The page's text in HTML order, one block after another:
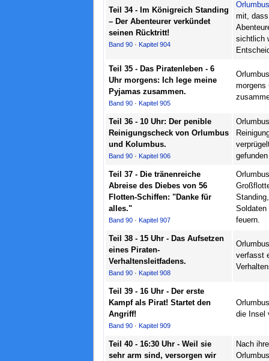
Teil 34 - Im Königreich Standing
– Der Abenteurer verkündet
seinen Rücktritt!
Band 90· Kapitel 904
Orlumbus
mit,
sichtlich
Teil 35 - Das Piratenleben - 6
Uhr morgens: Ich lege meine
Pyjamas zusammen.
Band 90· Kapitel 905
morgens
Teil 36 - 10 Uhr: Der penible
Reinigungscheck von Orlumbus
und Kolumbus.
Band 90· Kapitel 906
Teil 37 - Die tränenreiche
Abreise des Diebes von 56
Flotten-Schiffen: "Danke für
alles."
Band 90· Kapitel 907
Soldaten
feuern.
Teil 38 - 15 Uhr - Das Aufsetzen
eines Piraten-
Verhaltensleitfadens.
Band 90· Kapitel 908
verfasst
Teil 39 - 16 Uhr - Der erste
Kampf als Pirat! Startet den
Angriff!
Band 90· Kapitel 909
die Insel
Teil 40 - 16:30 Uhr - Weil sie
sehr arm sind, versorgen wir
Nach